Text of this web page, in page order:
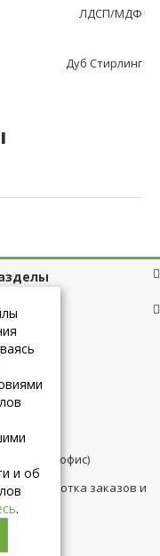
ЛДСП/МДФ
Дуб Стирлинг
д.12 (офис)
(обработка заказов и
и об
.